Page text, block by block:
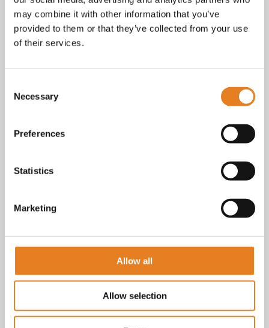
may combine it with other information that you’ve
provided to them or that they’ve collected from your use
of their services.
Selection
Necessary
Preferences
Statistics
Marketing
Allow all
Allow selection
Bekijk onzeAlgemene voorwaarden. KvK nr.: 18068338.
Lees ook onze privacy encookiepolicy als je benieuwd
bent naar wat we met je gegevens doen.